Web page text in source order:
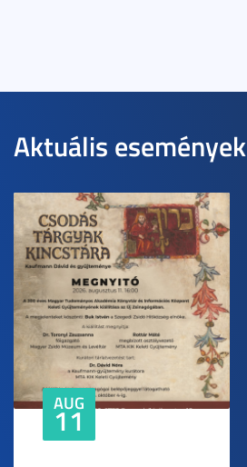
Aktuális események
AUG
11